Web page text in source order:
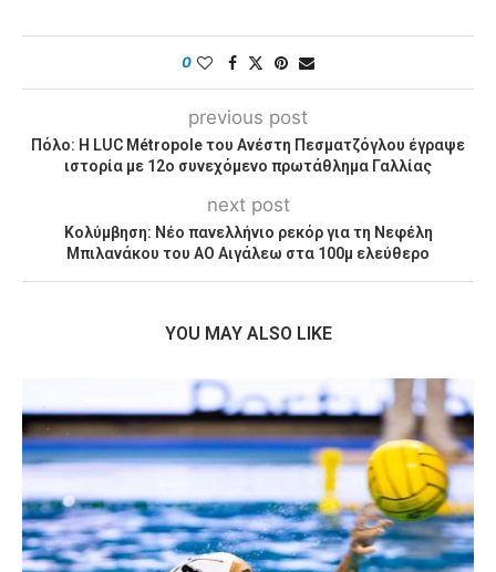
0
previous post
Πόλο: Η LUC Métropole του Ανέστη Πεσματζόγλου έγραψε
ιστορία με 12ο συνεχόμενο πρωτάθλημα Γαλλίας
next post
Κολύμβηση: Νέο πανελλήνιο ρεκόρ για τη Νεφέλη
Μπιλανάκου του ΑΟ Αιγάλεω στα 100μ ελεύθερο
YOU MAY ALSO LIKE